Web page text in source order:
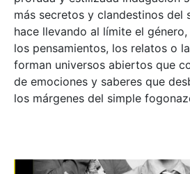
más secretos y clandestinos del
hace llevando al límite el
los pensamientos, los relatos o
forman universos abiertos que
de emociones y saberes que
los márgenes del simple